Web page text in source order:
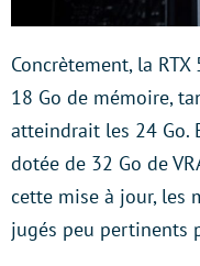
Concrètement, la
18 Go de mémoire,
atteindrait les 24 Go.
dotée de 32 Go de
cette mise à jour, les
jugés peu pertinents